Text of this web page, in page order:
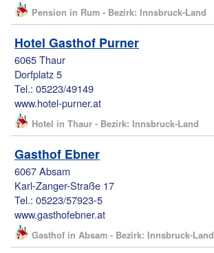
Pension in Rum - Bezirk: Innsbruck-Land
Hotel Gasthof Purner
6065 Thaur
Dorfplatz 5
Tel.: 05223/49149
www.hotel-purner.at
Hotel in Thaur - Bezirk: Innsbruck-Land
Gasthof Ebner
6067 Absam
Karl-Zanger-Straße 17
Tel.: 05223/57923-5
www.gasthofebner.at
Gasthof in Absam - Bezirk: Innsbruck-Land